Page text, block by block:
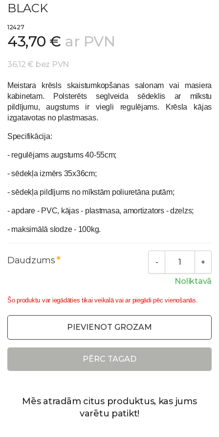
BLACK
12427
43,70 € ar PVN
36,12 € bez PVN
Meistara krēsls skaistumkopšanas salonam vai masiera
kabinetam. Polsterēts seglveida sēdeklis ar mīkstu
pildījumu, augstums ir viegli regulējams. Krēsla kājas
izgatavotas no plastmasas.
Specifikācija:
- regulējams augstums 40-55cm;
- sēdekļa izmērs 35x36cm;
- sēdekļa pildījums no mīkstām poliuretāna putām;
- apdare - PVC, kājas - plastmasa, amortizators - dzelzs;
- maksimālā slodze - 100kg.
Daudzums
Noliktavā
Šo produktu var iegādāties tikai veikalā vai ar piegādi pēc vienošanās.
PIEVIENOT GROZAM
PĒRC TAGAD
Mēs atradām citus produktus, kas jums
varētu patikt!